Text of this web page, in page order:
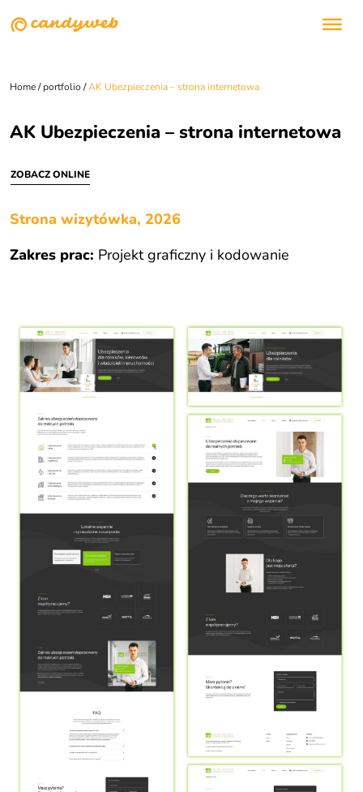
Home/portfolio /AK Ubezpieczenia – strona internetowa
AK Ubezpieczenia – strona internetowa
ZOBACZ ONLINE
Strona wizytówka, 2026
Zakres prac: Projekt graficzny i kodowanie